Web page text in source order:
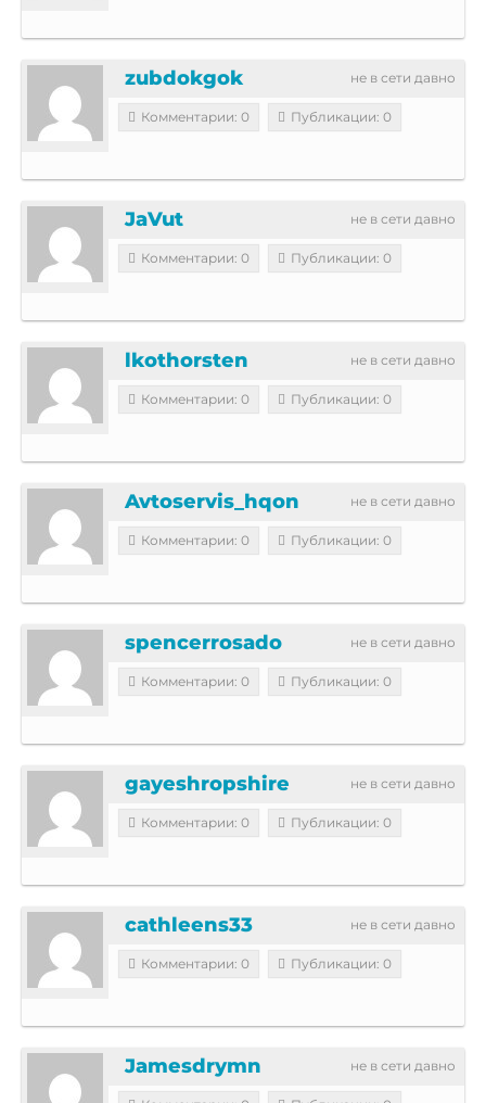
не в сети давно
zubdokgok
Комментарии: 0 Публикации: 0
не в сети давно
JaVut
Комментарии: 0 Публикации: 0
не в сети давно
lkothorsten
Комментарии: 0 Публикации: 0
не в сети давно
Avtoservis_hqon
Комментарии: 0 Публикации: 0
не в сети давно
spencerrosado
Комментарии: 0 Публикации: 0
не в сети давно
gayeshropshire
Комментарии: 0 Публикации: 0
не в сети давно
cathleens33
Комментарии: 0 Публикации: 0
не в сети давно
Jamesdrymn